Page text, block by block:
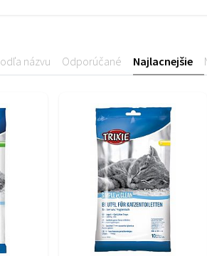
názvu Odporúčané Najlacnejšie